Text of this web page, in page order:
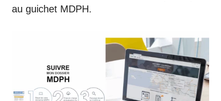
au guichet MDPH.